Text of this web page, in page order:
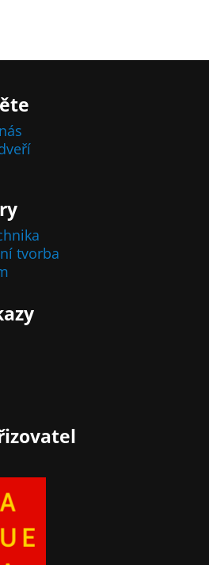
tvorba